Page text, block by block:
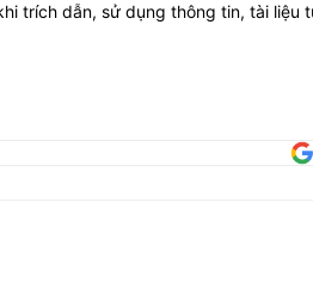
trích dẫn, sử dụng thông tin, tài liệu